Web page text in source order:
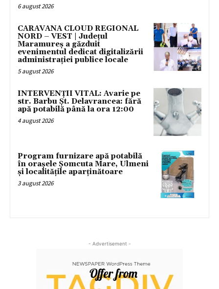
6 august 2026
CARAVANA CLOUD REGIONAL
NORD – VEST | Județul
Maramureș a găzduit
evenimentul dedicat digitalizării
administrației publice locale
5 august 2026
INTERVENȚII VITAL: Avarie pe
str. Barbu Șt. Delavrancea: fără
apă potabilă până la ora 12:00
4 august 2026
Program furnizare apă potabilă
în orașele Șomcuta Mare, Ulmeni
și localitățile aparținătoare
3 august 2026
- Advertisement -